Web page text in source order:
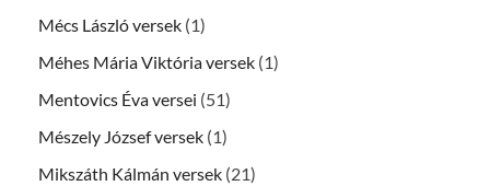
Mécs László versek (1)
Méhes Mária Viktória versek (1)
Mentovics Éva versei (51)
Mészely József versek (1)
Mikszáth Kálmán versek (21)